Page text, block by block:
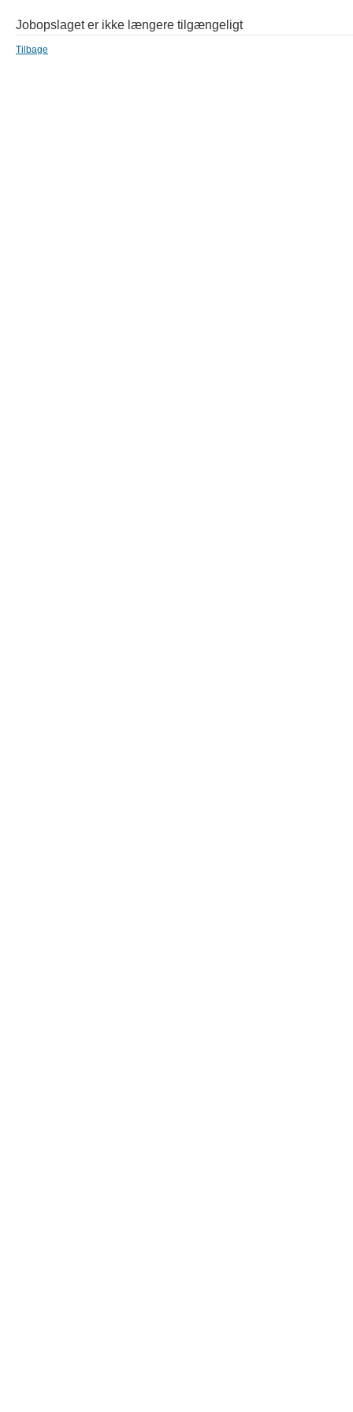
Jobopslaget er ikke længere tilgængeligt
Tilbage